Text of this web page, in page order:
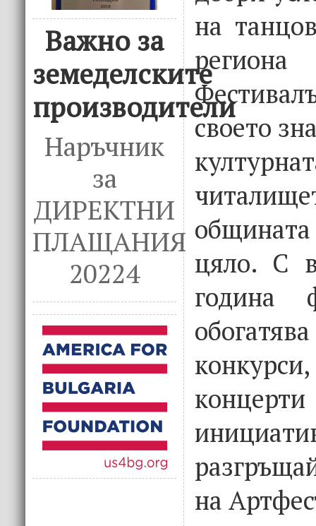
Важно за
земеделските
производители
Наръчник
за
ДИРЕКТНИ
ПЛАЩАНИЯ
20224
на
своето
цяло. С
година
на